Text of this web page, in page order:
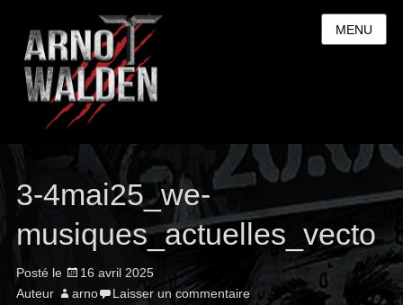
MENU
3-4mai25_we-
musiques_actuelles_vecto
Posté le
16 avril 2025
Auteur
arno Laisser un commentaire